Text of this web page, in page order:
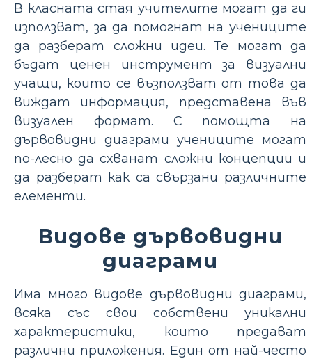
В класната стая учителите могат да ги
използват, за да помогнат на учениците
да разберат сложни идеи. Те могат да
бъдат ценен инструмент за визуални
учащи, които се възползват от това да
виждат информация, представена във
визуален формат. С помощта на
дървовидни диаграми учениците могат
по-лесно да схванат сложни концепции и
да разберат как са свързани различните
елементи.
Видове дървовидни
диаграми
Има много видове дървовидни диаграми,
всяка със свои собствени уникални
характеристики, които предават
различни приложения. Един от най-често